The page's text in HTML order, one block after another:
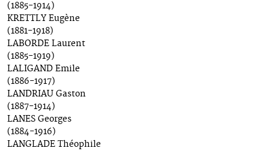
(1885-1914)
KRETTLY Eugène
(1881-1918)
LABORDE Laurent
(1885-1919)
LALIGAND Emile
(1886-1917)
LANDRIAU Gaston
(1887-1914)
LANES Georges
(1884-1916)
LANGLADE Théophile